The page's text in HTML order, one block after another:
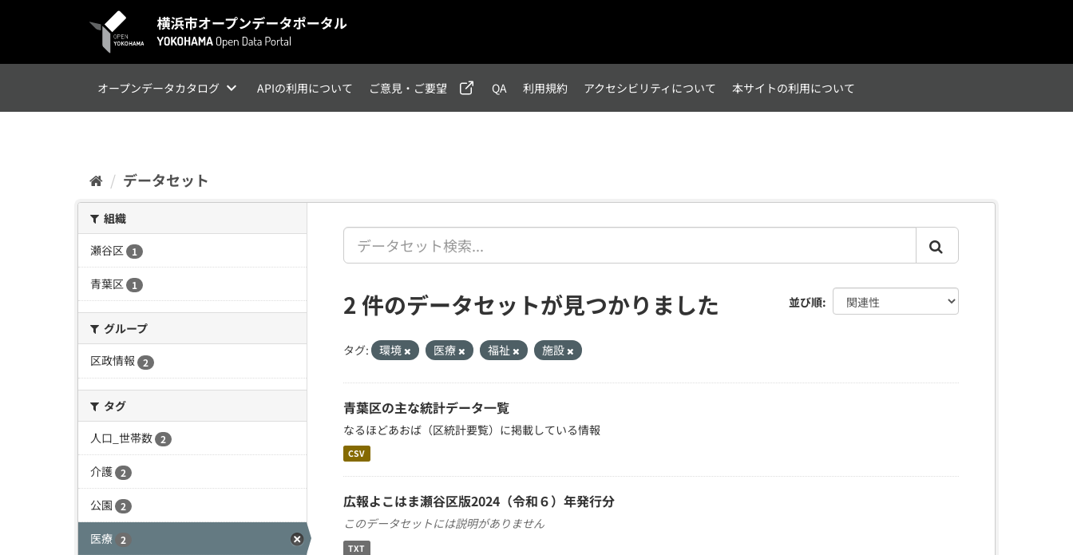
オープンデータカタログ APIの利用について ご意見・ご要望 QA 利用規約 アクセシビリティについて 本サイトの利用について
データセット
組織
瀬谷区
1
青葉区 1
グループ
区政情報
2
タグ
人口_世帯数 2
介護 2
公園 2
医療 2
並び順
2 件のデータセットが見つかりました
タグ: 環境 医療 福祉 施設
青葉区の主な統計データ一覧
なるほどあおば（区統計要覧）に掲載している情報
CSV
広報よこはま瀬谷区版2024（令和６）年発行分
このデータセットには説明がありません
TXT